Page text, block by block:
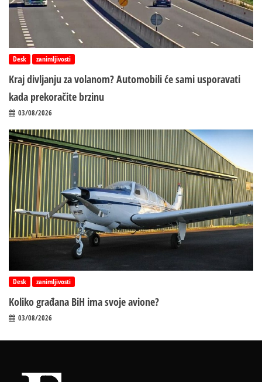
Desk zanimljivosti
Kraj divljanju za volanom? Automobili će sami usporavati
kada prekoračite brzinu
03/08/2026
Desk zanimljivosti
Koliko građana BiH ima svoje avione?
03/08/2026